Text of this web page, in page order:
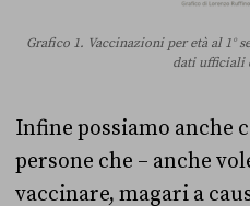
Grafico 1. Vaccinazioni per età al 1°
dati ufficiali
Infine possiamo anche
persone che – anche
vaccinare, magari a